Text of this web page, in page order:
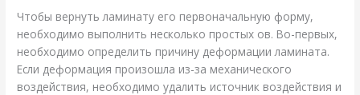
Чтобы вернуть ламинату его первоначальную форму,
необходимо выполнить несколько простых ов. Во-первых,
необходимо определить причину деформации ламината.
Если деформация произошла из-за механического
воздействия, необходимо удалить источник воздействия и